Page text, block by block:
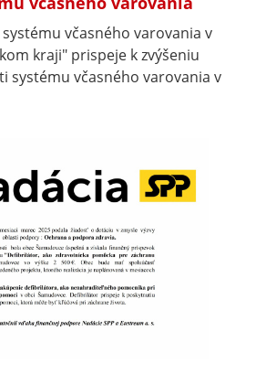
včasného varovania v
kraji" prispeje k zvýšeniu
systému včasného varovania v